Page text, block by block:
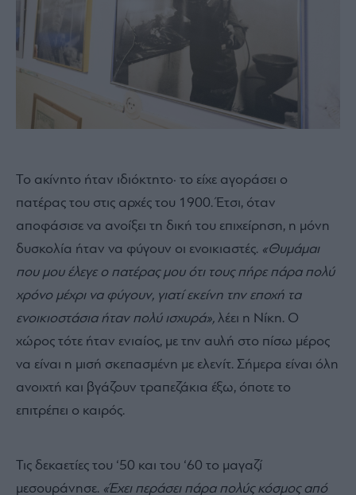
Το ακίνητο ήταν ιδιόκτητο· το είχε αγοράσει ο
πατέρας του στις αρχές του 1900. Έτσι, όταν
αποφάσισε να ανοίξει τη δική του επιχείρηση, η μόνη
δυσκολία ήταν να φύγουν οι ενοικιαστές. «Θυμάμαι
που μου έλεγε ο πατέρας μου ότι τους πήρε πάρα πολύ
χρόνο μέχρι να φύγουν, γιατί εκείνη την εποχή τα
ενοικιοστάσια ήταν πολύ ισχυρά», λέει η Νίκη. Ο
χώρος τότε ήταν ενιαίος, με την αυλή στο πίσω μέρος
να είναι η μισή σκεπασμένη με ελενίτ. Σήμερα είναι όλη
ανοιχτή και βγάζουν τραπεζάκια έξω, όποτε το
επιτρέπει ο καιρός.
Τις δεκαετίες του ‘50 και του ‘60 το μαγαζί
μεσουράνησε. «Έχει περάσει πάρα πολύς κόσμος από